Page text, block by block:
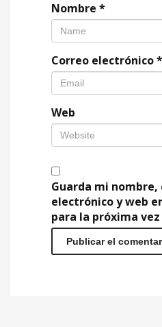
Nombre *
Correo electrónico*
Web
Guarda mi nombre,
electrónico y web
para la próxima